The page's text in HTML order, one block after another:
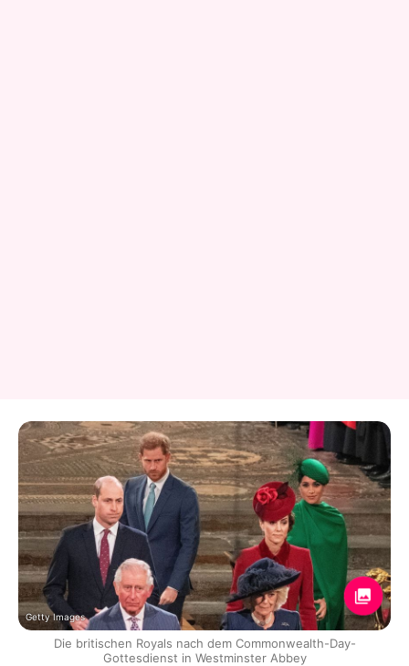
Getty Images
Die britischen Royals nach dem Commonwealth-Day-
Gottesdienst in Westminster Abbey